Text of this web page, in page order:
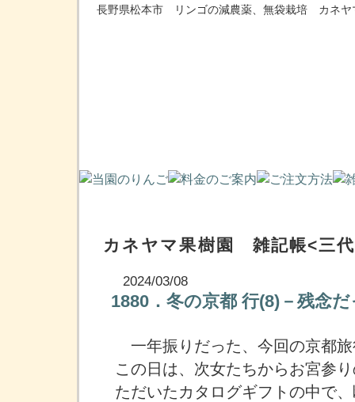
長野県松本市 リンゴの減農薬、無袋栽培 カネヤ
カネヤマ果樹園 雑記帳<三
2024/03/08
1880．冬の京都 行(8)－残念
一年振りだった、今回の京都
この日は、次女たちからお宮参
ただいたカタログギフトの中で